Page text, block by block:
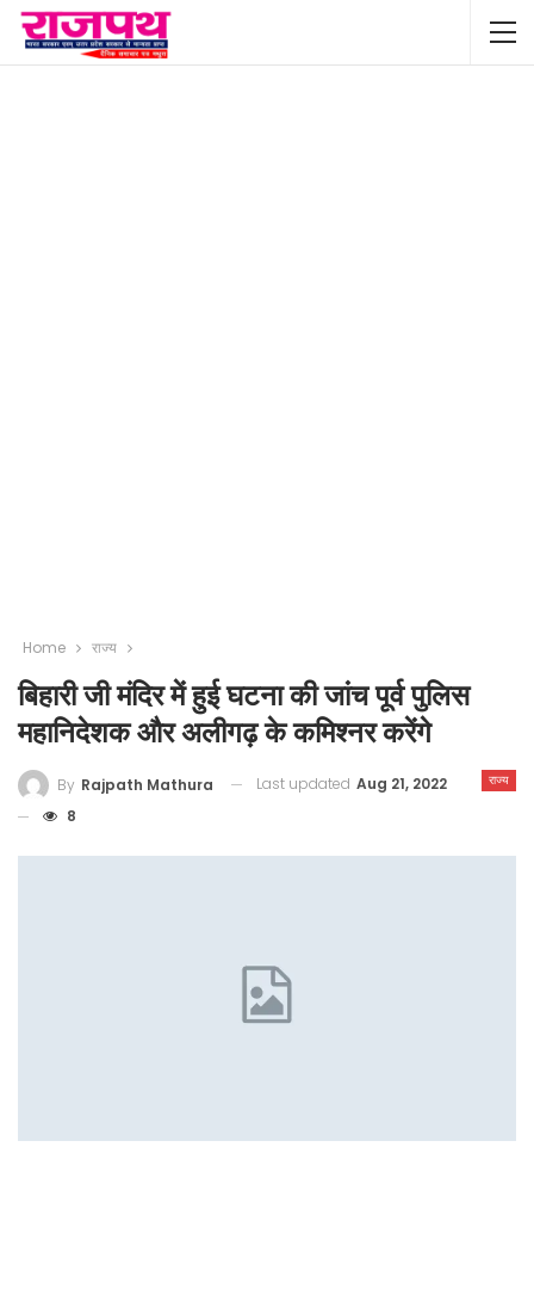
Home राज्य
बिहारी जी मंदिर में हुई घटना की जांच पूर्व पुलिस
महानिदेशक और अलीगढ़ के कमिश्नर करेंगे
राज्य
By Rajpath Mathura Last updated Aug 21, 2022
8